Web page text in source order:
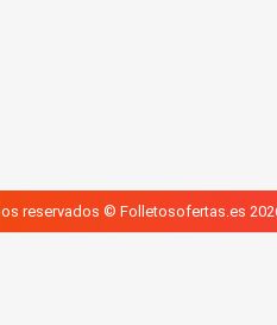
reservados © Folletosofertas.es